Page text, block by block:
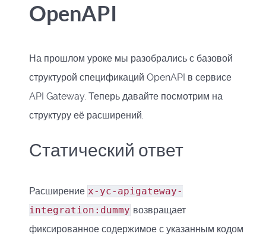
OpenAPI
На прошлом уроке мы разобрались с базовой
структурой спецификаций OpenAPI в сервисе
API Gateway. Теперь давайте посмотрим на
структуру её расширений.
Статический ответ
Расширение x-yc-apigateway-
integration:dummy возвращает
фиксированное содержимое с указанным кодом